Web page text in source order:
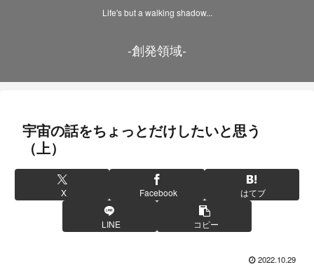
Life's but a walking shadow...
-創発領域-
宇宙の話をちょっとだけしたいと思う
（上）
X Facebook はてブ
LINE コピー
2022.10.29